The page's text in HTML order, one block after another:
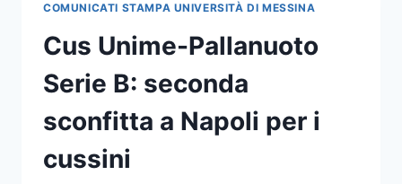
CULTURALE
COMUNICATI STAMPA UNIVERSITÀ DI MESSINA
Cus Unime-Pallanuoto
Serie B: seconda
sconfitta a Napoli per i
cussini